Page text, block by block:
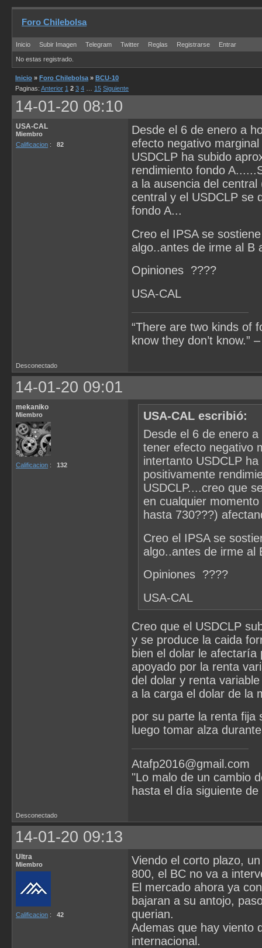
Foro Chilebolsa
Inicio Subir Imagen Telegram Twitter Reglas Registrarse Entrar
No estas registrado.
Inicio » Foro Chilebolsa » BCU-10
Paginas: Anterior 1 2 3 4 15 Siguiente
14-01-20 08:10
USA-CAL
Miembro
Calificacion : 82
Desde el 6 de enero a
efecto negativo
USDCLP ha subido
rendimiento fondo
a la ausencia del
central y el USDCLP se
fondo A...
Creo el IPSA se
algo..antes de irme al B
Opiniones ????
USA-CAL
“There are two kinds of
know they don’t know.”
Desconectado
14-01-20 09:01
mekaniko
Miembro
Calificacion : 132
USA-CAL escribió:
Desde el 6 de enero
tener efecto negativo
intertanto USDCLP
positivamente
USDCLP....creo que
en cualquier
hasta 730???)
Creo el IPSA se
algo..antes de irme al
Opiniones ????
USA-CAL
Creo que el USDCLP
y se produce la caida
bien el dolar le
apoyado por la renta
del dolar y renta
a la carga el dolar de la
por su parte la renta fija
luego tomar alza
Atafp2016@gmail.com
"Lo malo de un cambio
hasta el día siguiente
Desconectado
14-01-20 09:13
Ultra
Miembro
Calificacion : 42
Viendo el corto plazo,
800, el BC no va a
El mercado ahora ya
bajaran a su antojo,
querian.
Ademas que hay viento
internacional.